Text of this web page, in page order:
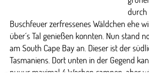
durch
Buschfeuer zerfressenes Wäldchen ehe
über´s Tal genießen konnten. Nun stand
am South Cape Bay an. Dieser ist der
Tasmaniens. Dort unten in der Gegend